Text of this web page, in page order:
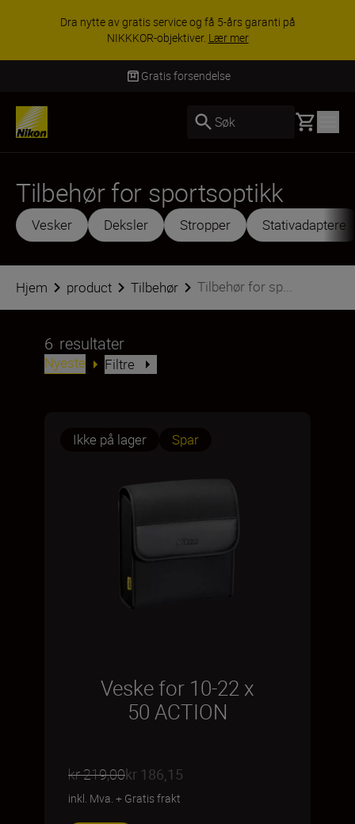
ACCESSORY SAVINGS | Få 15 % rabatt på
utvalgt tilbehør, gjør fotoutstyret komplett i dag.
KJØP NÅ
Gratis forsendelse
Søk Basket
Tilbehør for sportsoptikk
Vesker Deksler Stropper Stativadaptere
Hjem product Tilbehør Tilbehør for sp...
6 resultater
Nyeste Filtre
Ikke på lager Spar
Veske for 10-22 x
50 ACTION
kr 219,00kr 186,15
inkl. Mva. + Gratis frakt